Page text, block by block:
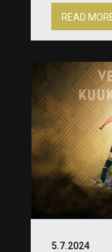
READ
5.7.2024